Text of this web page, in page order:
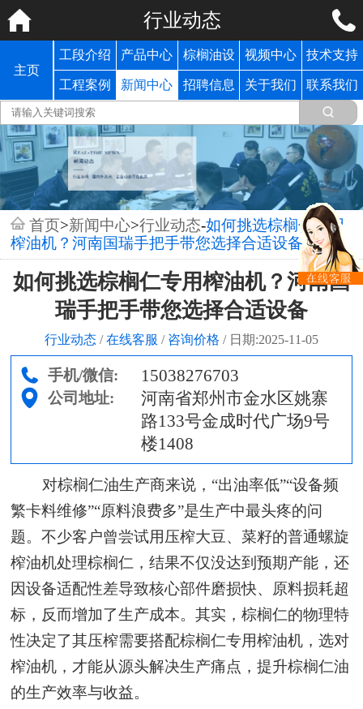
行业动态
主页
工段介绍 产品中心 棕榈油设
备
视频中心 技术支持
工程案例 新闻中心 招聘信息 关于我们 联系我们
首页>新闻中心>行业动态-如何挑选棕榈仁专用
榨油机？河南国瑞手把手带您选择合适设备
如何挑选棕榈仁专用榨油机？河南国
瑞手把手带您选择合适设备
行业动态 / 在线客服 / 咨询价格 / 日期:2025-11-05
手机/微信: 15038276703
公司地址:
河南省郑州市金水区姚寨
路133号金成时代广场9号
楼1408
对棕榈仁油生产商来说，“出油率低”“设备频
繁卡料维修”“原料浪费多”是生产中最头疼的问
题。不少客户曾尝试用压榨大豆、菜籽的普通螺旋
榨油机处理棕榈仁，结果不仅没达到预期产能，还
因设备适配性差导致核心部件磨损快、原料损耗超
标，反而增加了生产成本。其实，棕榈仁的物理特
性决定了其压榨需要搭配棕榈仁专用榨油机，选对
榨油机，才能从源头解决生产痛点，提升棕榈仁油
的生产效率与收益。